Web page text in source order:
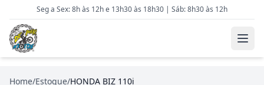
Seg a Sex: 8h às 12h e 13h30 às 18h30 | Sáb: 8h30 às 12h
Home/Estoque/HONDA BIZ 110i